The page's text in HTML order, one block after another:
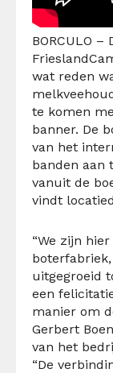
BORCULO
wat reden
te komen
banner. De
van het
banden aan
vanuit de
vindt
“We zijn
uitgegroeid
een
manier om
Gerbert
van het
“De